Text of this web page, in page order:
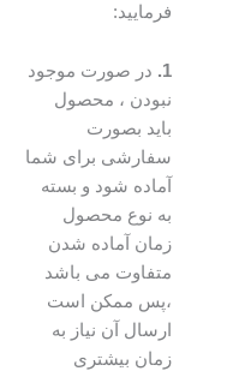
فرمایید:
در صورت موجود
نبودن ، محصول
باید بصورت
سفارشی برای شما
آماده شود و بسته
به نوع محصول
زمان آماده شدن
متفاوت می باشد
،پس ممکن است
ارسال آن نیاز به
زمان بیشتری